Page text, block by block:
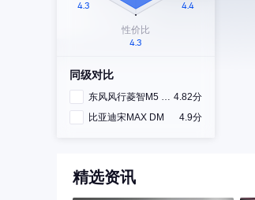
同级对比
东风风行菱智M5 EV 4.82分
比亚迪宋MAX DM
4.9分
精选资讯